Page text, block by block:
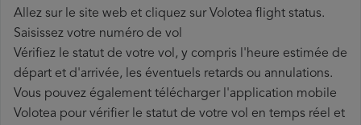
Allez sur le site web et cliquez sur Volotea flight status.
Saisissez votre numéro de vol
Vérifiez le statut de votre vol, y compris l'heure estimée de
départ et d'arrivée, les éventuels retards ou annulations.
Vous pouvez également télécharger l'application mobile
Volotea pour vérifier le statut de votre vol en temps réel et